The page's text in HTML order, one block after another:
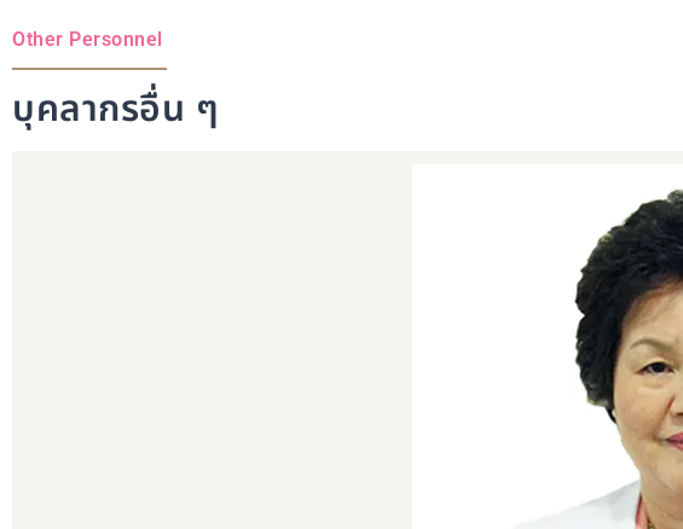
Other Personnel
บุคลากรอื่น ๆ